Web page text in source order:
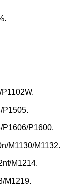
Р1505.
P1606/P1600.
M1130/M1132.
M1214.
M1219.